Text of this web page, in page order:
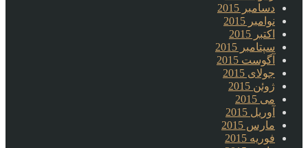
دسامبر 2015
نوامبر 2015
اکتبر 2015
سپتامبر 2015
آگوست 2015
جولای 2015
ژوئن 2015
می 2015
آوریل 2015
مارس 2015
فوریه 2015